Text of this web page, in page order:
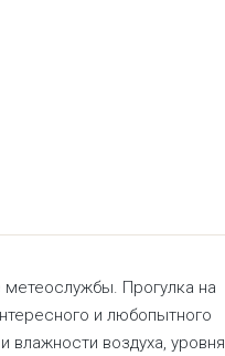
Прогулка на
и любопытного
влажности воздуха, уровня